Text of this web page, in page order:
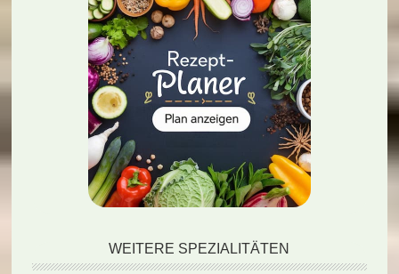
WEITERE SPEZIALITÄTEN